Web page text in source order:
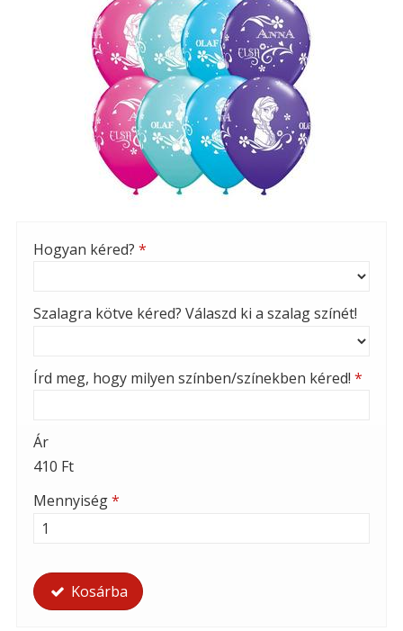
Hogyan kéred? *
Szalagra kötve kéred? Válaszd ki a szalag színét!
Írd meg, hogy milyen színben/színekben kéred! *
Ár
410 Ft
Mennyiség*
Kosárba